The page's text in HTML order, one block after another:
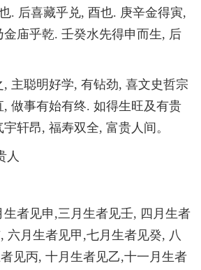
. 后喜藏乎兑, 酉也. 庚辛金得寅,
金庙乎乾. 壬癸水先得申而生, 后
主聪明好学, 有钻劲, 喜文史哲宗
做事有始有终. 如得生旺及有贵
轩昂, 福寿双全, 富贵人间。
人
者见申,三月生者见壬, 四月生者
六月生者见甲,七月生者见癸, 八
见丙, 十月生者见乙,十一月生者